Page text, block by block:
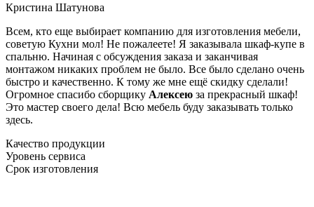
Кристина Шатунова
Всем, кто еще выбирает компанию для изготовления мебели,
советую Кухни мол! Не пожалеете! Я заказывала шкаф-купе в
спальню. Начиная с обсуждения заказа и заканчивая
монтажом никаких проблем не было. Все было сделано очень
быстро и качественно. К тому же мне ещё скидку сделали!
Огромное спасибо сборщику Алексею за прекрасный шкаф!
Это мастер своего дела! Всю мебель буду заказывать только
здесь.
Качество продукции
Уровень сервиса
Срок изготовления